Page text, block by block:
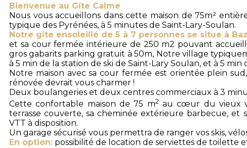
Bienvenue au Gîte Calme
Nous vous accueillons dans cette maison de 75m²
typique des Pyrénées, à 5 minutes de Saint-Lary-Soulan.
Notre gîte ensoleillé de 5 à 7 personnes se situe à
et sa cour fermée intérieure de 250 m2 pouvant
gros gabarits parking gratuit à 50m, Notre village
à 5 min de la station de ski de Saint-Lary Soulan, et à 5
Notre maison avec sa cour fermée est orientée plein
rénovée devrait vous charmer !
Deux boulangeries et deux centres commerciaux à 3
Cette confortable maison de 75 m2au cœur du vieux
terrasse couverte, sa cheminée extérieure barbecue, et
VTT à disposition.
Un garage sécurisé vous permettra de ranger vos skis,
En option: possibilité de location de serviettes de toilette